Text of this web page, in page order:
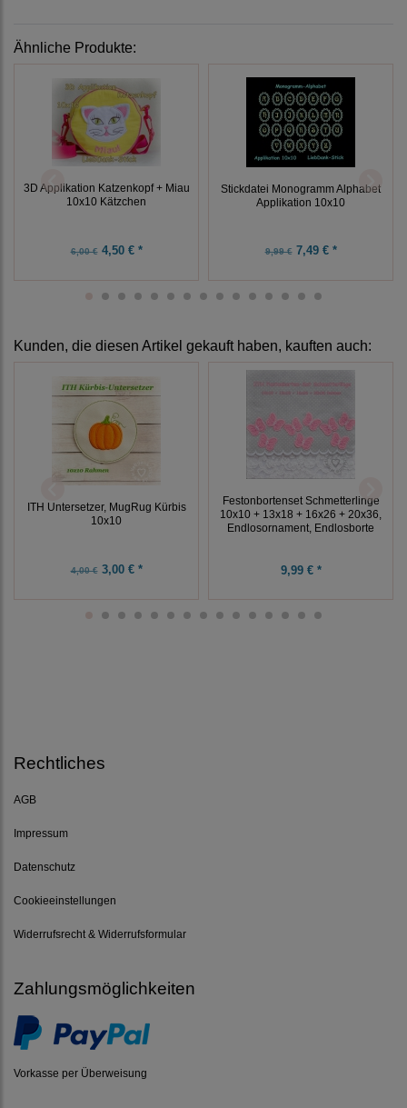
Ähnliche Produkte:
3D Applikation Katzenkopf + Miau
10x10 Kätzchen
6,00 €4,50 € *
Stickdatei Monogramm Alphabet
Applikation 10x10
9,99 €7,49 € *
Kunden, die diesen Artikel gekauft haben, kauften auch:
ITH Untersetzer, MugRug Kürbis
10x10
4,00 €3,00 € *
Festonbortenset Schmetterlinge
10x10 + 13x18 + 16x26 + 20x36,
Endlosornament, Endlosborte
9,99 € *
Rechtliches
AGB
Impressum
Datenschutz
Cookieeinstellungen
Widerrufsrecht & Widerrufsformular
Zahlungsmöglichkeiten
Vorkasse per Überweisung